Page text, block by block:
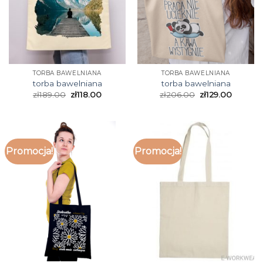
TORBA BAWELNIANA
torba bawelniana
zł189.00 zł118.00
TORBA BAWELNIANA
torba bawelniana
zł206.00 zł129.00
Promocja! Promocja!